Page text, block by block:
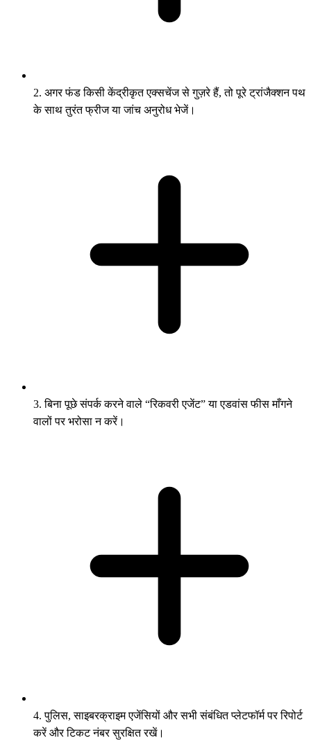
2. अगर फंड किसी केंद्रीकृत एक्सचेंज से गुज़रे हैं, तो पूरे ट्रांजैक्शन पथ
के साथ तुरंत फ्रीज या जांच अनुरोध भेजें।
3. बिना पूछे संपर्क करने वाले “रिकवरी एजेंट” या एडवांस फीस माँगने
वालों पर भरोसा न करें।
4. पुलिस, साइबरक्राइम एजेंसियों और सभी संबंधित प्लेटफॉर्म पर रिपोर्ट
करें और टिकट नंबर सुरक्षित रखें।